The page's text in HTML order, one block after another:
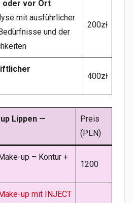
werden die
— mit Rücksicht
Situation und die
In komplexeren
Fällen können die Kosten
der Preisliste abweichen.
sowie die endgültige
finden Sie in
Pigmentierung –
auf die Areola-
oder vor Ort
mit ausführlicher
und der
200zł
400zł
Lippen —
Preis
(PLN)
up – Kontur +
1200
up mit INJECT